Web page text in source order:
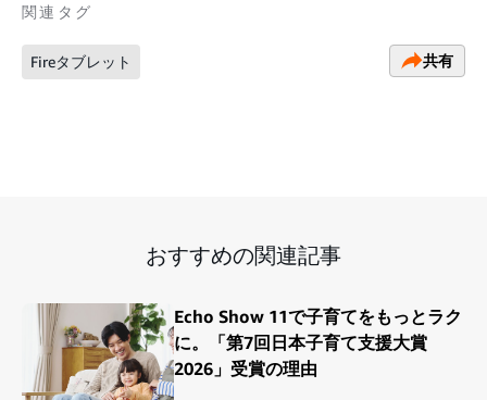
関連タグ
Fireタブレット 共有
おすすめの関連記事
Echo Show 11で子育てをもっとラク
に。「第7回日本子育て支援大賞
2026」受賞の理由